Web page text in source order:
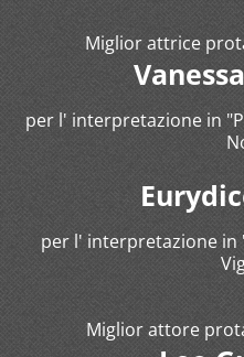
Miglior attrice
per l' interpretazione in
per l' interpretazione in
Miglior attore